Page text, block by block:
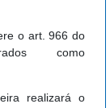
o art. 966 do
como
realizará o